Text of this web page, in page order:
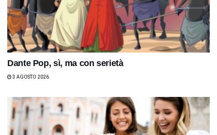
Dante Pop, sì, ma con serietà
3 AGOSTO 2026